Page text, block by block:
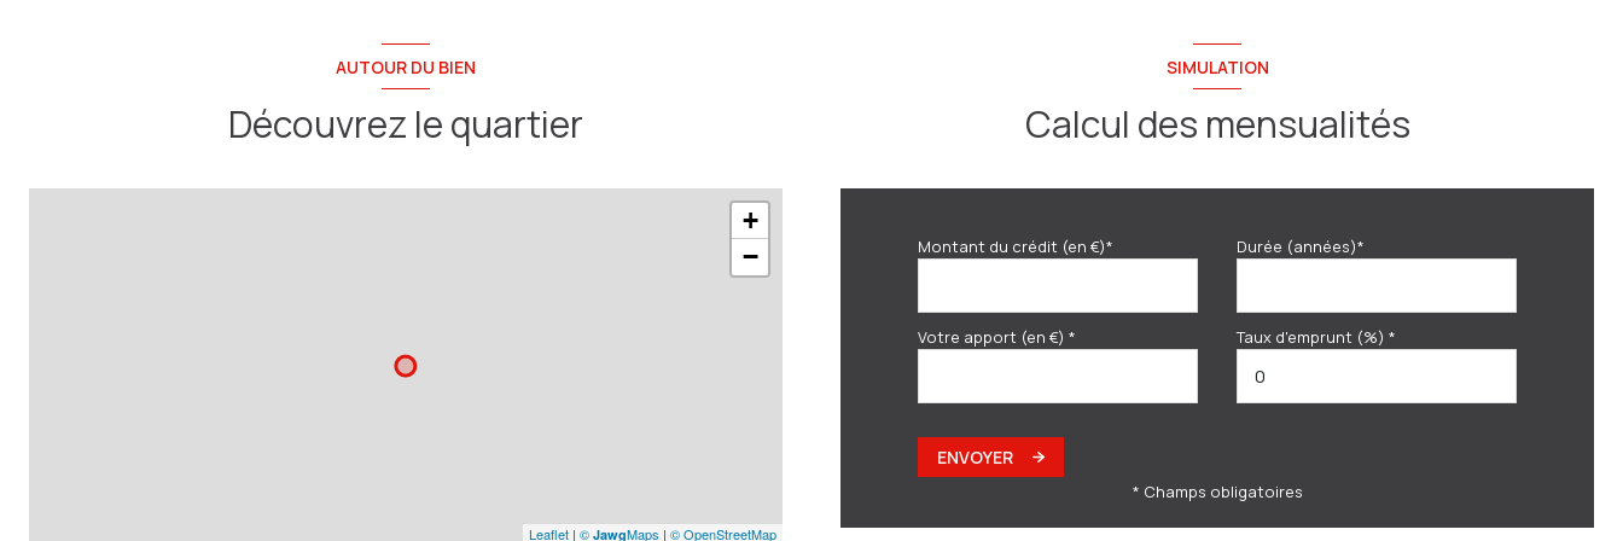
AUTOUR DU BIEN
Découvrez le quartier
+
−
Leaflet | © JawgMaps | © OpenStreetMap
SIMULATION
Calcul des mensualités
Montant du crédit (en €)* Durée (années)*
Votre apport (en €) * Taux d'emprunt (%) *
ENVOYER
* Champs obligatoires